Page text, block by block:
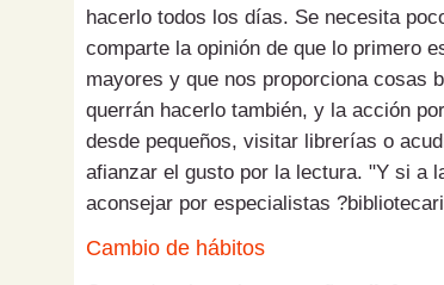
hacerlo todos los días. Se necesita
comparte la opinión de que lo primero
mayores y que nos proporciona cosas
querrán hacerlo también, y la acción
desde pequeños, visitar librerías o
afianzar el gusto por la lectura. "Y si a
aconsejar por especialistas
Cambio de hábitos